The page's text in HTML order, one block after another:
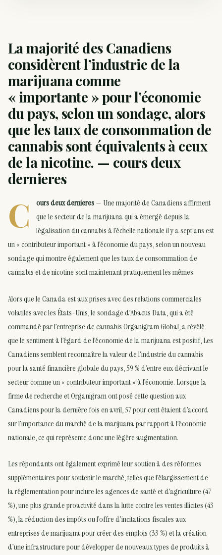
La majorité des Canadiens
considèrent l’industrie de la
marijuana comme
« importante » pour l’économie
du pays, selon un sondage, alors
que les taux de consommation de
cannabis sont équivalents à ceux
de la nicotine. — cours deux
dernieres
C ours deux dernieres— Une majorité de Canadiens affirment
que le secteur de la marijuana qui a émergé depuis la
légalisation du cannabis à l’échelle nationale il y a sept ans est
un « contributeur important » à l’économie du pays, selon un nouveau
sondage qui montre également que les taux de consommation de
cannabis et de nicotine sont maintenant pratiquement les mêmes.
Alors que le Canada est aux prises avec des relations commerciales
volatiles avec les États-Unis, le sondage d’Abacus Data, qui a été
commandé par l’entreprise de cannabis Organigram Global, a révélé
que le sentiment à l’égard de l’économie de la marijuana est positif, Les
Canadiens semblent reconnaître la valeur de l’industrie du cannabis
pour la santé financière globale du pays, 59 % d’entre eux décrivant le
secteur comme un « contributeur important » à l’économie. Lorsque la
firme de recherche et Organigram ont posé cette question aux
Canadiens pour la dernière fois en avril, 57 pour cent étaient d’accord
sur l’importance du marché de la marijuana par rapport à l’économie
nationale, ce qui représente donc une légère augmentation.
Les répondants ont également exprimé leur soutien à des réformes
supplémentaires pour soutenir le marché, telles que l’élargissement de
la réglementation pour inclure les agences de santé et d’agriculture (47
%), une plus grande proactivité dans la lutte contre les ventes illicites (43
%), la réduction des impôts ou l’offre d’incitations fiscales aux
entreprises de marijuana pour créer des emplois (33 %) et la création
d’une infrastructure pour développer de nouveaux types de produits à